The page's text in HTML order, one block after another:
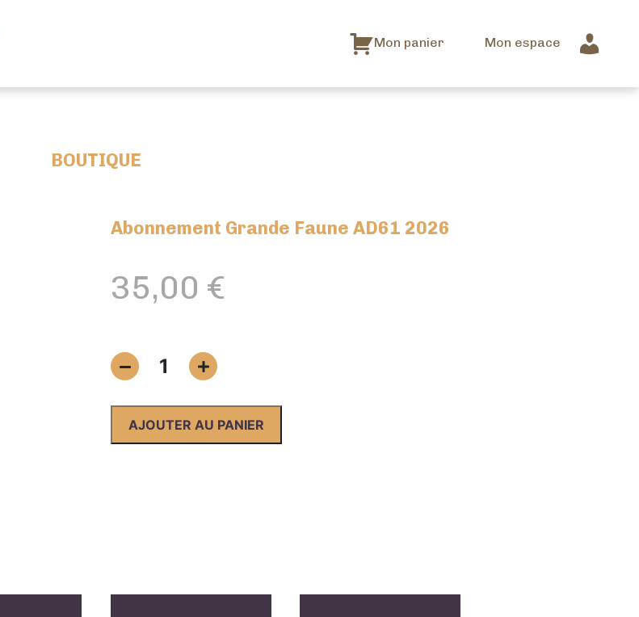
Mon panier Mon espace
BOUTIQUE
Abonnement Grande Faune AD61 2026
35,00 €
quantité
de
Grande
Faune
1
AJOUTER AU PANIER